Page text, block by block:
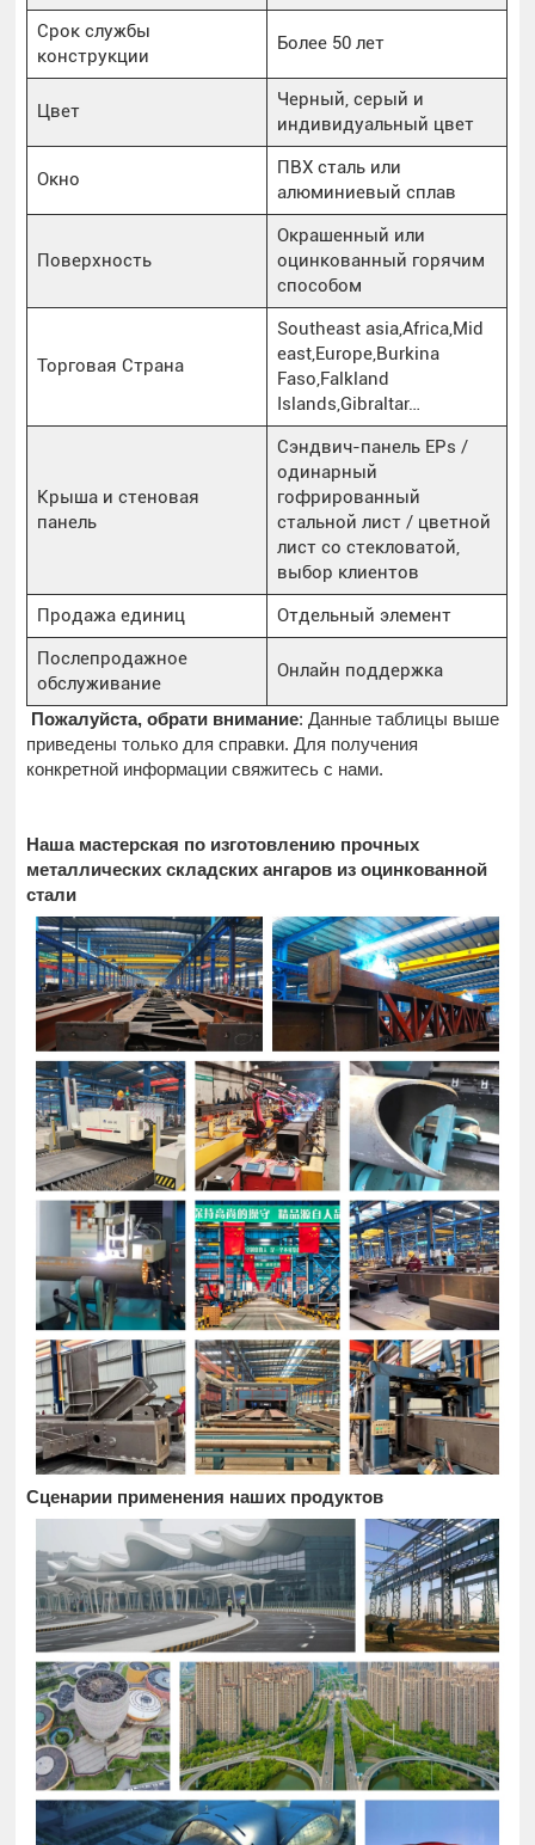
Срок службы
конструкции
Более 50 лет
Цвет
Черный, серый и
индивидуальный цвет
Окно
ПВХ сталь или
алюминиевый сплав
Поверхность
Окрашенный или
оцинкованный горячим
способом
Торговая Страна
Southeast asia,Africa,Mid
east,Europe,Burkina
Faso,Falkland
Islands,Gibraltar…
Крыша и стеновая
панель
Сэндвич-панель EPs /
одинарный
гофрированный
стальной лист / цветной
лист со стекловатой,
выбор клиентов
Продажа единиц
Отдельный элемент
Послепродажное
обслуживание
Онлайн поддержка
Пожалуйста, обрати внимание: Данные таблицы выше
приведены только для справки. Для получения
конкретной информации свяжитесь с нами.
Наша мастерская по изготовлению прочных
металлических складских ангаров из оцинкованной
стали
Сценарии применения наших продуктов